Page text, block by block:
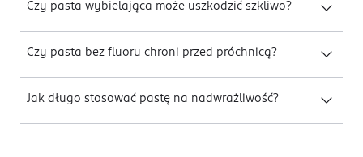
Czy pasta wybielająca może uszkodzić szkliwo?
Czy pasta bez fluoru chroni przed próchnicą?
Jak długo stosować pastę na nadwrażliwość?